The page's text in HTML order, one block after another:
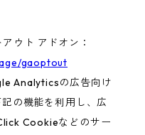
ウト アドオン：
gaoptout
Analyticsの広告向け
の機能を利用し、広
Cookieなどのサー